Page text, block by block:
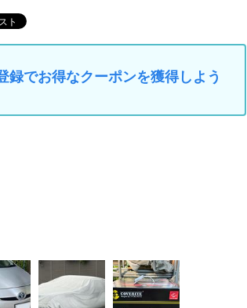
でお得なクーポンを獲得しよう